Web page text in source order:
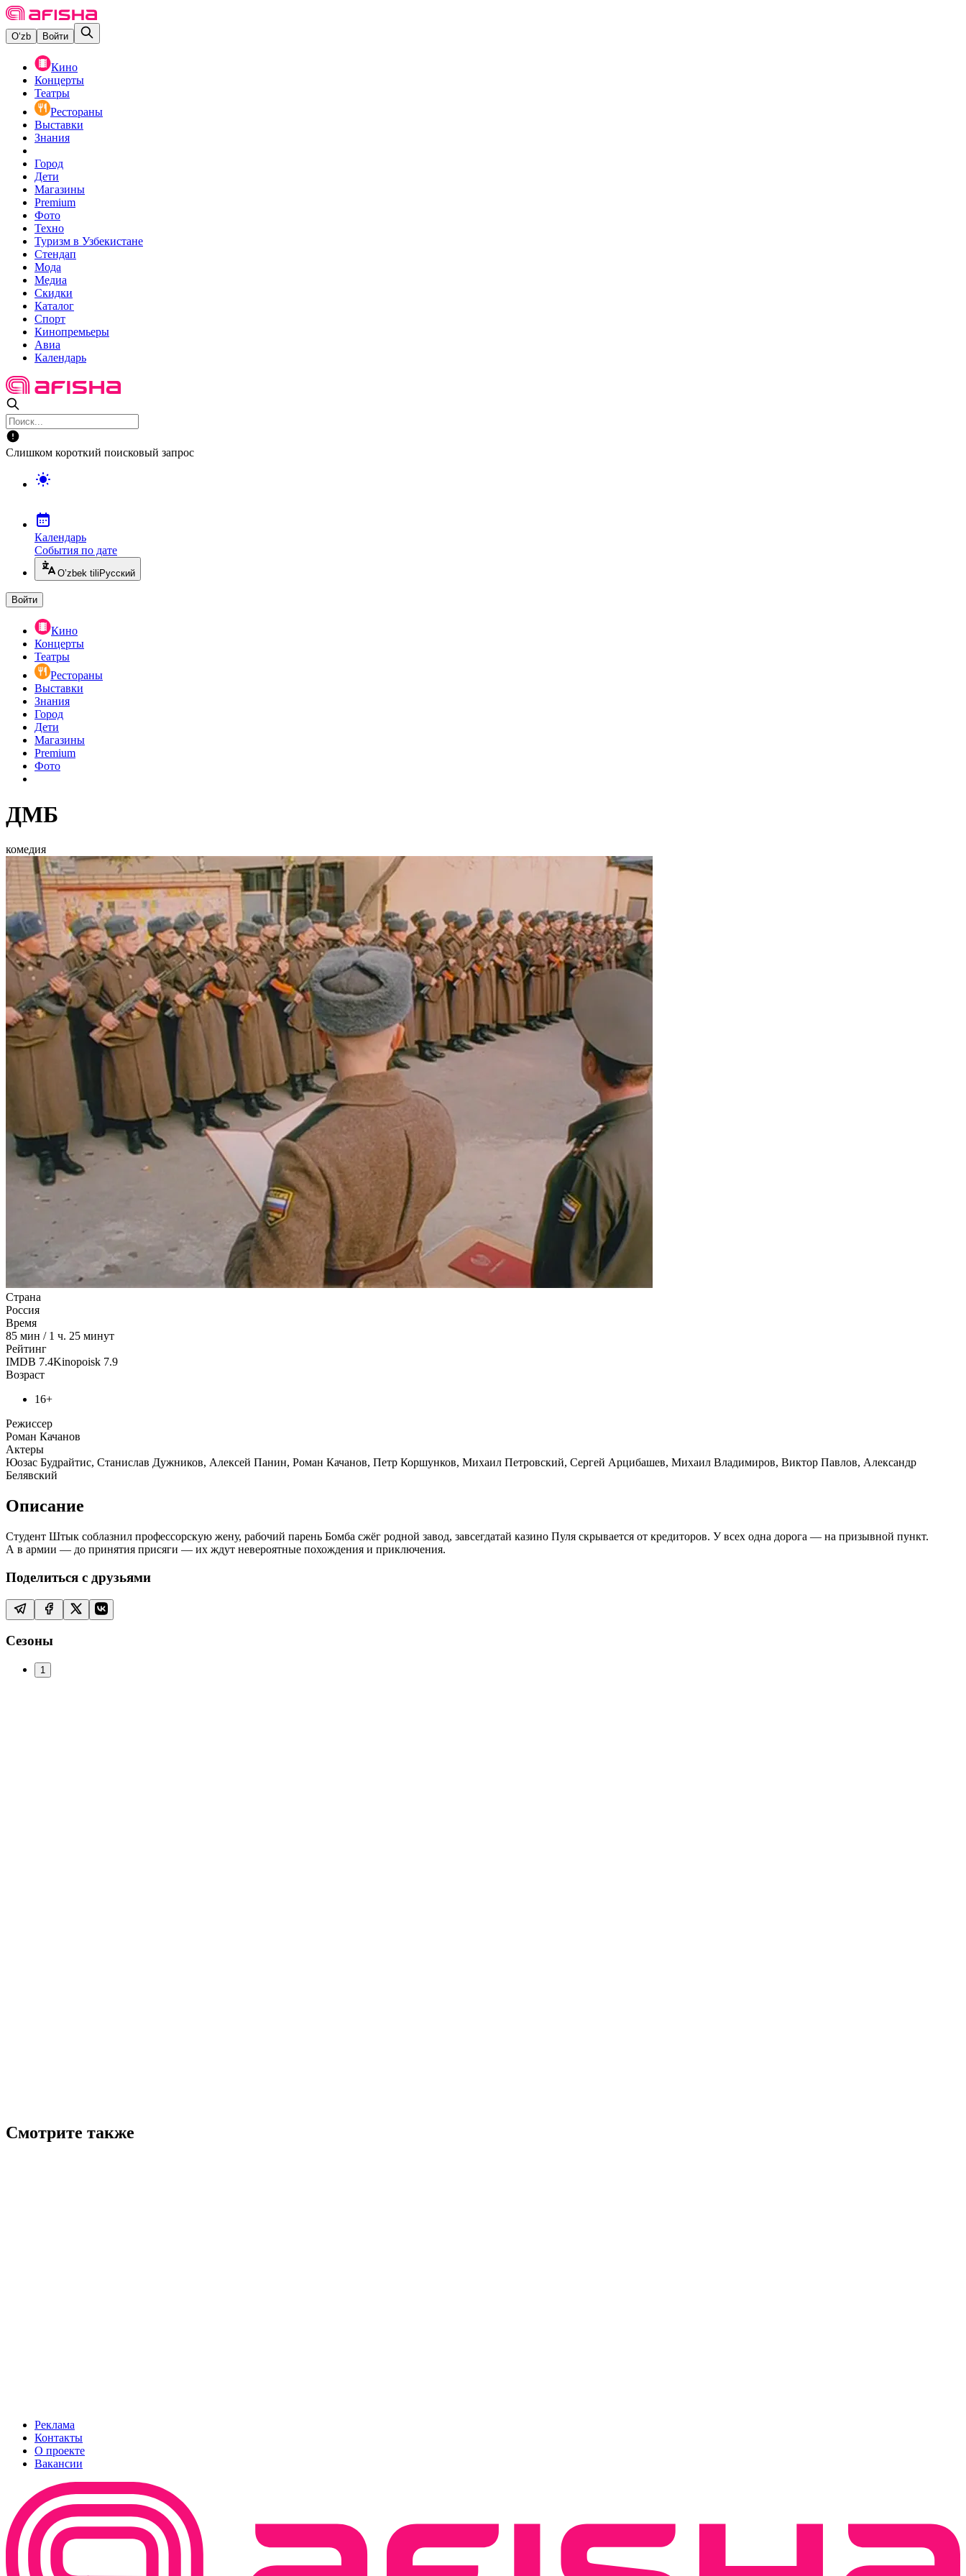
O‘zb Войти
Кино
Концерты
Театры
Рестораны
Выставки
Знания
Город
Дети
Магазины
Premium
Фото
Техно
Туризм в Узбекистане
Стендап
Мода
Медиа
Скидки
Каталог
Спорт
Кинопремьеры
Авиа
Календарь
Слишком короткий поисковый запрос
Календарь
События по дате
O’zbek tili Русский
Войти
Кино
Концерты
Театры
Рестораны
Выставки
Знания
Город
Дети
Магазины
Premium
Фото
ДМБ
комедия
Страна
Россия
Время
85 мин / 1 ч. 25 минут
Рейтинг
IMDB 7.4Kinopoisk 7.9
Возраст
16+
Режиссер
Роман Качанов
Актеры
Юозас Будрайтис, Станислав Дужников, Алексей Панин, Роман Качанов, Петр Коршунков, Михаил Петровский, Сергей Арцибашев, Михаил Владимиров, Виктор Павлов, Александр
Белявский
Описание
Студент Штык соблазнил профессорскую жену, рабочий парень Бомба сжёг родной завод, завсегдатай казино Пуля скрывается от кредиторов. У всех одна дорога — на призывной пункт.
А в армии — до принятия присяги — их ждут невероятные похождения и приключения.
Поделиться с друзьями
Сезоны
1
Смотрите также
Реклама
Контакты
О проекте
Вакансии